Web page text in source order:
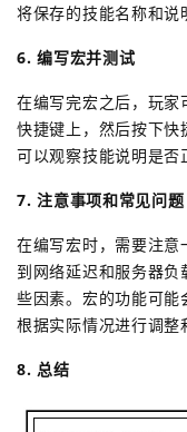
将保存的技能名称和说
6. 编写宏并测试
在编写完宏之后，玩家
快捷键上，然后按下快
可以观察技能说明是否
7. 注意事项和常见问题
在编写宏时，需要注意
到网络延迟和服务器
些因素。宏的功能可
根据实际情况进行调整
8. 总结